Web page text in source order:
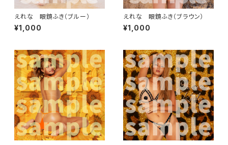
えれな 眼鏡ふき（ブルー）
¥1,000
えれな 眼鏡ふき（ブラウン）
¥1,000